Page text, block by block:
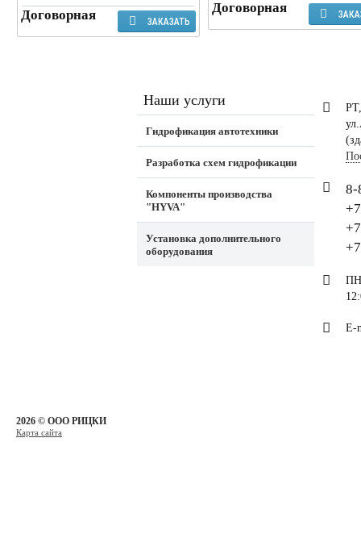
Договорная ЗАКАЗАТЬ
Договорная
Наши услуги
Гидрофикация автотехники
Разработка схем гидрофикации
Компоненты производства
"HYVA"
Установка дополнительного
оборудования
8-
E-
2026 © ООО РИЦКИ
Карта сайта